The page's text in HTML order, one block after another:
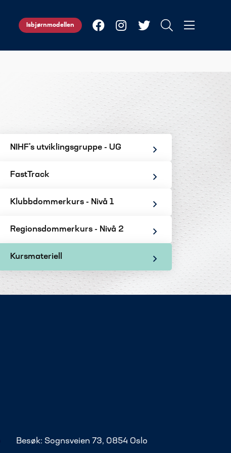
Isbjørnmodellen
NIHF's utviklingsgruppe - UG
FastTrack
Klubbdommerkurs - Nivå 1
Regionsdommerkurs - Nivå 2
Kursmateriell
Besøk: Sognsveien 73, 0854 Oslo